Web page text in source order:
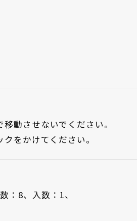
動させないでください。
をかけてください。
：8、 入数：1、